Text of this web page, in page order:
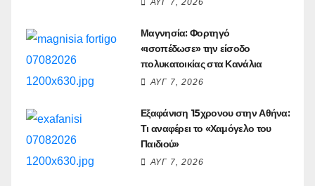
ΑΥΓ 7, 2026
Μαγνησία: Φορτηγό
«ισοπέδωσε» την είσοδο
πολυκατοικίας στα Κανάλια
ΑΥΓ 7, 2026
Εξαφάνιση 15χρονου στην Αθήνα:
Τι αναφέρει το «Χαμόγελο του
Παιδιού»
ΑΥΓ 7, 2026